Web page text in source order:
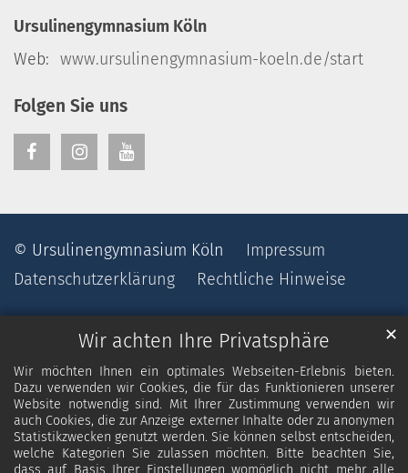
Wir achten Ihre Privatsphäre
Wir möchten Ihnen ein optimales Webseiten-Erlebnis bieten.
Dazu verwenden wir Cookies, die für das Funktionieren unserer
Website notwendig sind. Mit Ihrer Zustimmung verwenden wir
auch Cookies, die zur Anzeige externer Inhalte oder zu anonymen
Statistikzwecken genutzt werden. Sie können selbst entscheiden,
welche Kategorien Sie zulassen möchten. Bitte beachten Sie,
✕
Ursulinengymnasium Köln
Web: www.ursulinengymnasium-koeln.de/start
Folgen Sie uns
© Ursulinengymnasium Köln
Impressum
Datenschutzerklärung
Rechtliche Hinweise